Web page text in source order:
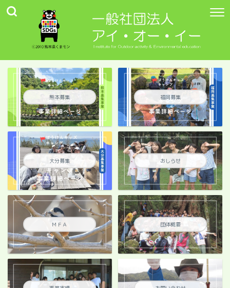
熊本募集 福岡募集
大分募集 おしらせ
ＭＦＡ 団体概要